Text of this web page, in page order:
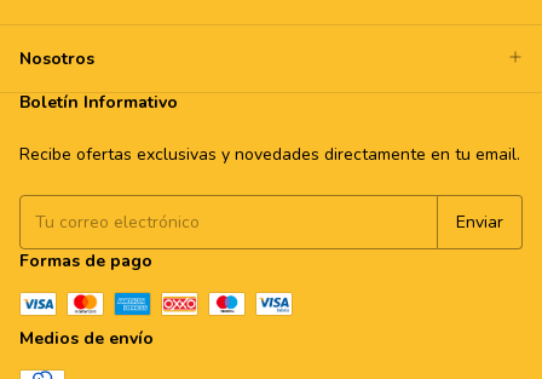
Nosotros
Boletín Informativo
Recibe ofertas exclusivas y novedades directamente en tu email.
Formas de pago
Medios de envío